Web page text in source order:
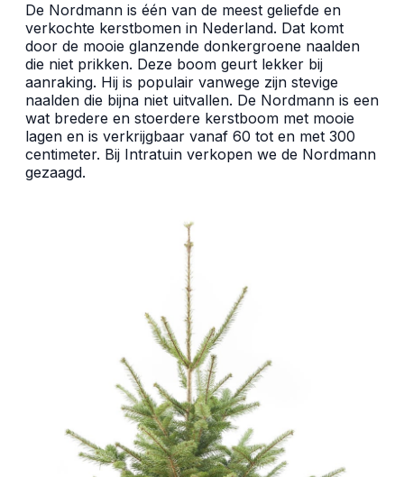
De Nordmann is één van de meest geliefde en
verkochte kerstbomen in Nederland. Dat komt
door de mooie glanzende donkergroene naalden
die niet prikken. Deze boom geurt lekker bij
aanraking. Hij is populair vanwege zijn stevige
naalden die bijna niet uitvallen. De Nordmann is een
wat bredere en stoerdere kerstboom met mooie
lagen en is verkrijgbaar vanaf 60 tot en met 300
centimeter. Bij Intratuin verkopen we de Nordmann
gezaagd.